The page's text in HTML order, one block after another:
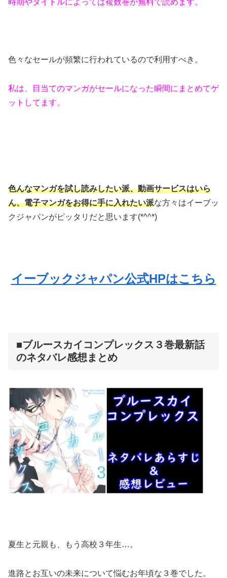
時期やタイトルによっては複数巻が無料で読めます。
色々なセールが頻繁に行われているので利用すべき。
私は、目当てのマンガがセールになった瞬間にまとめてゲ
ットしてます。
色んなマンガを試し読みしたい派、動画サービスはいら
ん、電子マンガをお得に手に入れたい派な方々はイーブッ
クジャパンがピッタリだと思います(*^^*)
イーブックジャパン公式HPはこちら
■ブルースカイコンプレックス３巻最新話
のネタバレ感想まとめ
夏生と元親も、もう高校３年生…。
進路とお互いの未来について悩むお年頃な３巻でした。